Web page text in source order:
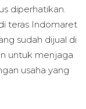
diperhatikan.
teras Indomaret
sudah dijual di
untuk menjaga
usaha yang